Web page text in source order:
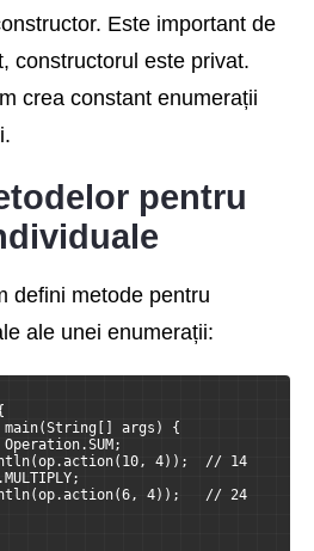
Este important de
constructorul este privat.
crea constant enumerații
pentru
defini metode pentru
ale unei enumerații:
args) {
4));  // 14
4));   // 24